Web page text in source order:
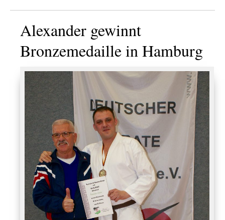
Alexander gewinnt
Bronzemedaille in Hamburg